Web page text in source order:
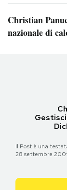
Christian
nazionale di
Il Post è una
28 settembre